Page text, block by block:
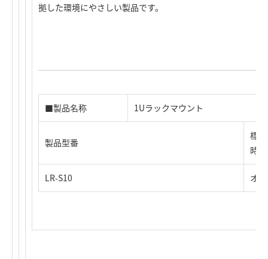
拠した環境にやさしい製品です。
■製品名称 1Uラックマウント
製品型番
標
時)
LR-S10 オ